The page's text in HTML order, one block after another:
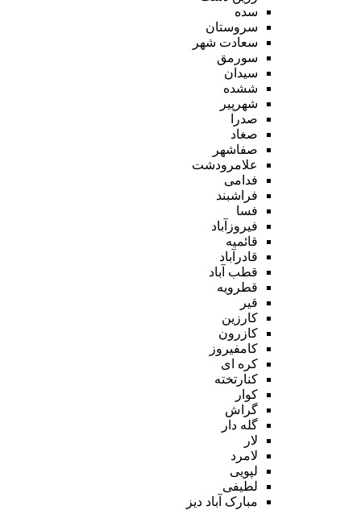
سده
سروستان
سعادت شهر
سورمق
سیدان
ششده
شهرپیر
صدرا
صغاد
صفاشهر
علامرودشت
فدامی
فراشبند
فسا
فیروزآباد
قائمیه
قادرآباد
قطب آباد
قطرویه
قیر
کارزین
کازرون
کامفیروز
کره ای
کنارتخته
کوار
گراش
گله دار
لار
لامرد
لپویی
لطیفی
مبارک آباد دیز